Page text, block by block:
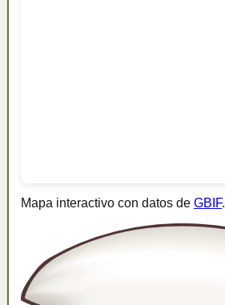
Mapa interactivo con datos de GBIF.